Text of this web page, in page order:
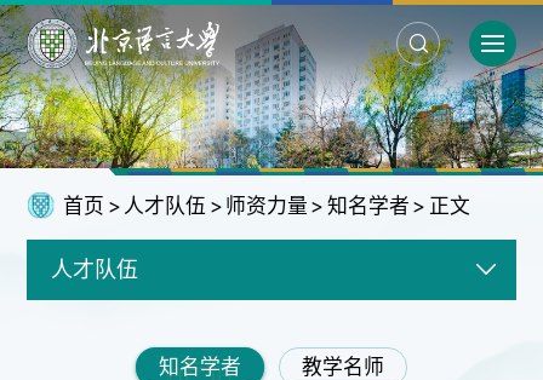
首页 > 人才队伍 > 师资力量 > 知名学者 > 正文
人才队伍
知名学者 教学名师